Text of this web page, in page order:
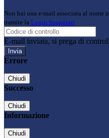
Non hai una e-mail associata al nome
tramite la Login Spaggiari
E-mail inviata, si prega di
Errore
Chiudi
Successo
Chiudi
Informazione
Chiudi